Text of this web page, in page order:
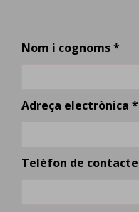
Nom i cognoms *
Adreça electrònica *
Telèfon de contacte